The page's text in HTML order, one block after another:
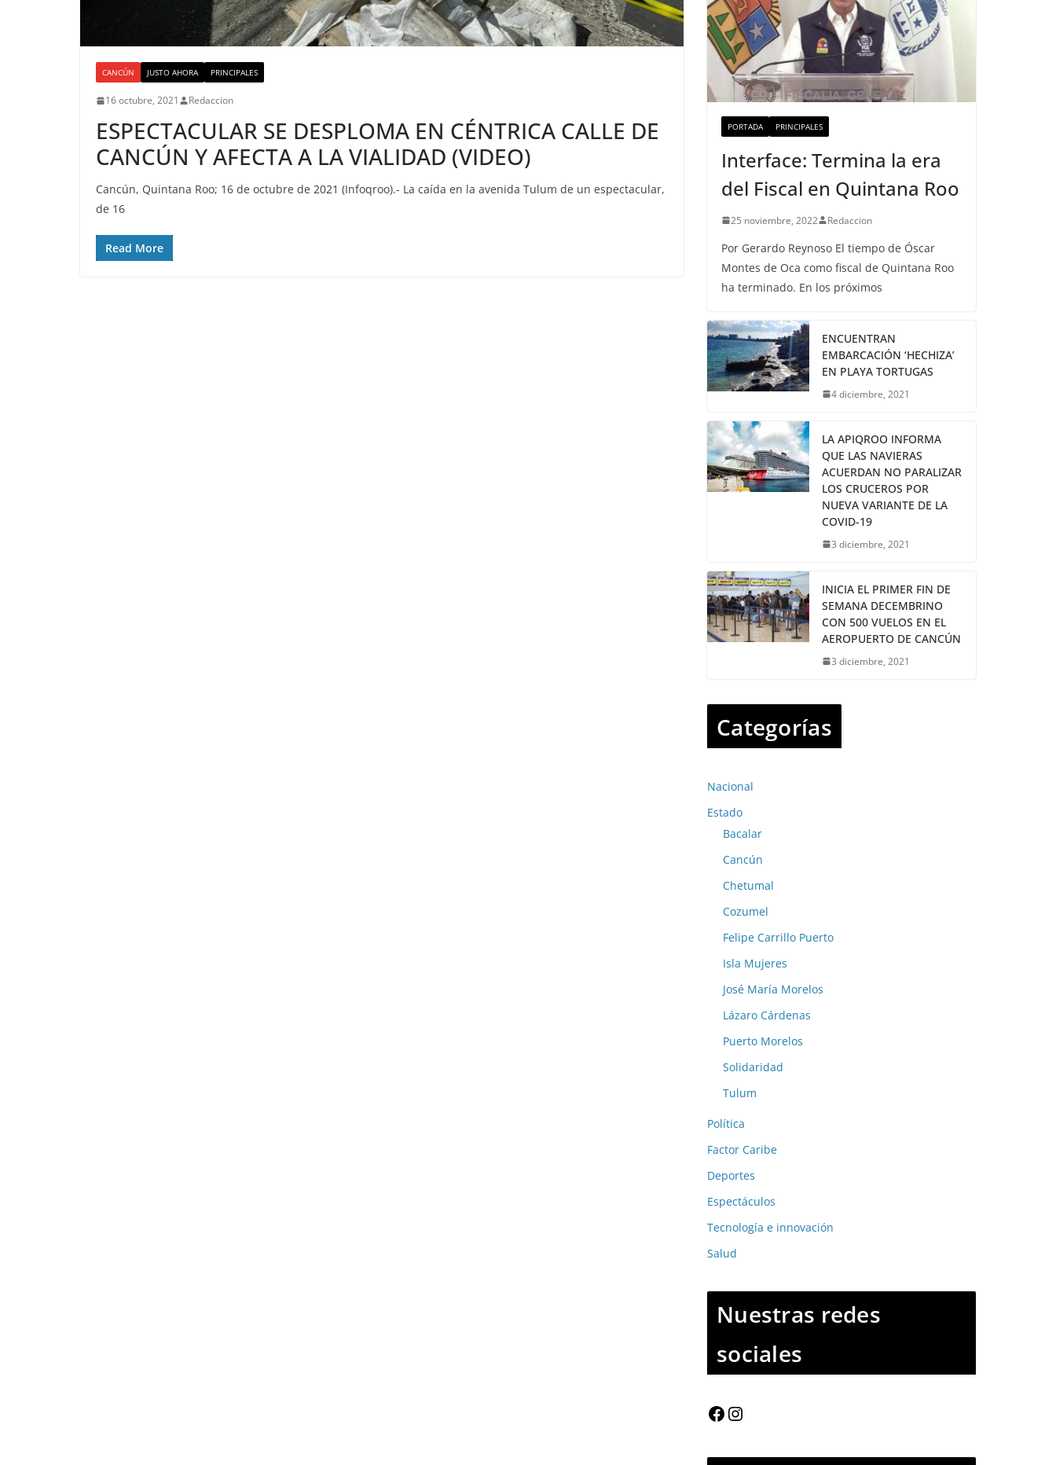
CANCÚN JUSTO AHORA PRINCIPALES
16 octubre, 2021 Redaccion
ESPECTACULAR SE DESPLOMA EN CÉNTRICA CALLE DE
CANCÚN Y AFECTA A LA VIALIDAD (VIDEO)
Cancún, Quintana Roo; 16 de octubre de 2021 (Infoqroo).- La caída en la avenida Tulum de un espectacular,
de 16
Read More
PORTADA PRINCIPALES
Interface: Termina la era
del Fiscal en Quintana Roo
25 noviembre, 2022 Redaccion
Por Gerardo Reynoso El tiempo de Óscar
Montes de Oca como fiscal de Quintana Roo
ha terminado. En los próximos
ENCUENTRAN
EMBARCACIÓN ‘HECHIZA’
EN PLAYA TORTUGAS
4 diciembre, 2021
LA APIQROO INFORMA
QUE LAS NAVIERAS
ACUERDAN NO PARALIZAR
LOS CRUCEROS POR
NUEVA VARIANTE DE LA
COVID-19
3 diciembre, 2021
INICIA EL PRIMER FIN DE
SEMANA DECEMBRINO
CON 500 VUELOS EN EL
AEROPUERTO DE CANCÚN
3 diciembre, 2021
Categorías
Nacional
Estado
Bacalar
Cancún
Chetumal
Cozumel
Felipe Carrillo Puerto
Isla Mujeres
José María Morelos
Lázaro Cárdenas
Puerto Morelos
Solidaridad
Tulum
Política
Factor Caribe
Deportes
Espectáculos
Tecnología e innovación
Salud
Nuestras redes
sociales